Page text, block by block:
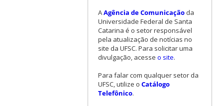
AAgência de Comunicaçãoda
Universidade Federal de Santa
Catarina é o setor responsável
pela atualização de notícias no
site da UFSC. Para solicitar uma
divulgação, acesse o site.
Para falar com qualquer setor da
UFSC, utilize o Catálogo
Telefônico.